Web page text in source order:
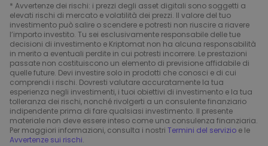
* Avvertenze dei rischi: i prezzi degli asset digitali sono soggetti a
elevati rischi di mercato e volatilità dei prezzi. Il valore del tuo
investimento può salire o scendere e potresti non riuscire a riavere
l’importo investito. Tu sei esclusivamente responsabile delle tue
decisioni di investimento e Kriptomat non ha alcuna responsabilità
in merito a eventuali perdite in cui potresti incorrere. Le prestazioni
passate non costituiscono un elemento di previsione affidabile di
quelle future. Devi investire solo in prodotti che conosci e di cui
comprendi i rischi. Dovresti valutare accuratamente la tua
esperienza negli investimenti, i tuoi obiettivi di investimento e la tua
tolleranza dei rischi, nonché rivolgerti a un consulente finanziario
indipendente prima di fare qualsiasi investimento. Il presente
materiale non deve essere inteso come una consulenza finanziaria.
Per maggiori informazioni, consulta i nostri Termini del servizio e le
Avvertenze sui rischi.